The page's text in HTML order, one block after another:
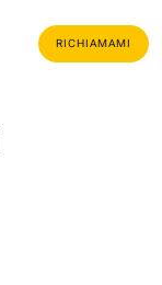
RICHIAMAMI